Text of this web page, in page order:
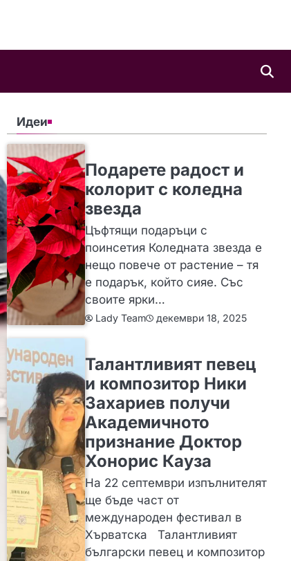
Идеи
Подарете радост и
колорит с коледна
звезда
Цъфтящи подаръци с
поинсетия Коледната звезда е
нещо повече от растение – тя
е подарък, който сияе. Със
своите ярки…
Lady Team декември 18, 2025
Талантливият певец
и композитор Ники
Захариев получи
Академичното
признание Доктор
Хонорис Кауза
На 22 септември изпълнителят
ще бъде част от
международен фестивал в
Хърватска Талантливият
български певец и композитор